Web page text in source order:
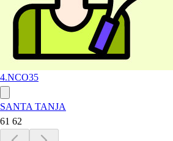
4.NCO35
SANTA TANJA
61 62